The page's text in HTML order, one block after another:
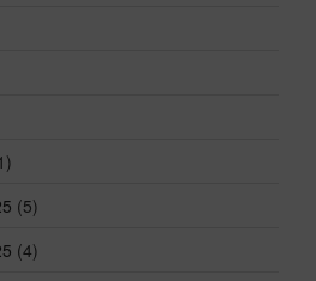
(5)
(4)